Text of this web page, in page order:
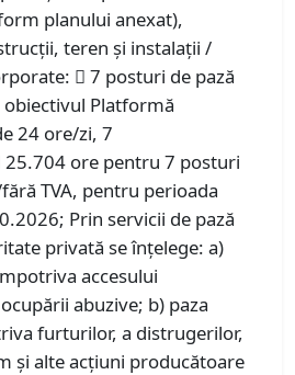
planului anexat),
teren și instalații /
 7 posturi de pază
Platformă
24 ore/zi, 7
25.704 ore pentru 7 posturi
TVA, pentru perioada
Prin servicii de pază
privată se înţelege: a)
accesului
abuzive; b) paza
furturilor, a distrugerilor,
și alte acțiuni producătoare